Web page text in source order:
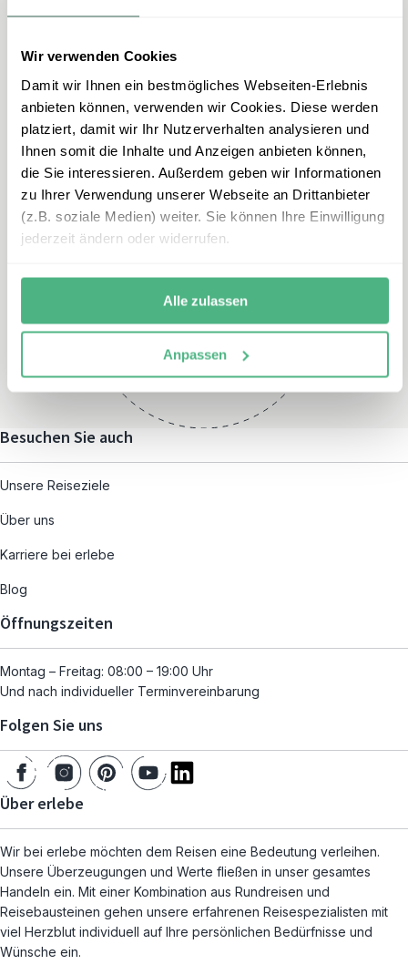
Wir verwenden Cookies
Damit wir Ihnen ein bestmögliches Webseiten-Erlebnis
anbieten können, verwenden wir Cookies. Diese werden
platziert, damit wir Ihr Nutzerverhalten analysieren und
Ihnen somit die Inhalte und Anzeigen anbieten können,
die Sie interessieren. Außerdem geben wir Informationen
zu Ihrer Verwendung unserer Webseite an Drittanbieter
(z.B. soziale Medien) weiter. Sie können Ihre Einwilligung
jederzeit ändern oder widerrufen.
Alle zulassen
Anpassen
E-Mail
kanada-familienreisen@erleb
e.de
Montag – Freitag:
und nach individueller
Terminvereinbarung
Besuchen Sie auch
Unsere Reiseziele
Über uns
Karriere bei erlebe
Blog
Öffnungszeiten
Montag – Freitag: 08:00 – 19:00 Uhr
Und nach individueller Terminvereinbarung
Folgen Sie uns
Über erlebe
Wir bei erlebe möchten dem Reisen eine Bedeutung verleihen.
Unsere Überzeugungen und Werte fließen in unser gesamtes
Handeln ein. Mit einer Kombination aus Rundreisen und
Reisebausteinen gehen unsere erfahrenen Reisespezialisten mit
viel Herzblut individuell auf Ihre persönlichen Bedürfnisse und
Wünsche ein.